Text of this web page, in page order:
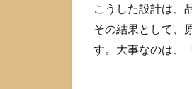
ン価
格と
小売
の販
こうした設計は、
その結果として、
す。大事なのは、